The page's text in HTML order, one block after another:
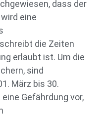
dass der
eine
die Zeiten
erlaubt ist. Um die
sind
März bis 30.
Gefährdung vor,